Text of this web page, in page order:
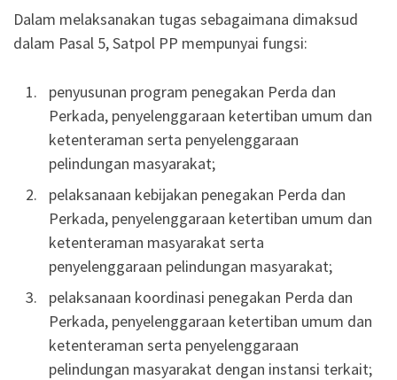
Dalam melaksanakan tugas sebagaimana dimaksud
dalam Pasal 5, Satpol PP mempunyai fungsi:
penyusunan program penegakan Perda dan
Perkada, penyelenggaraan ketertiban umum dan
ketenteraman serta penyelenggaraan
pelindungan masyarakat;
pelaksanaan kebijakan penegakan Perda dan
Perkada, penyelenggaraan ketertiban umum dan
ketenteraman masyarakat serta
penyelenggaraan pelindungan masyarakat;
pelaksanaan koordinasi penegakan Perda dan
Perkada, penyelenggaraan ketertiban umum dan
ketenteraman serta penyelenggaraan
pelindungan masyarakat dengan instansi terkait;